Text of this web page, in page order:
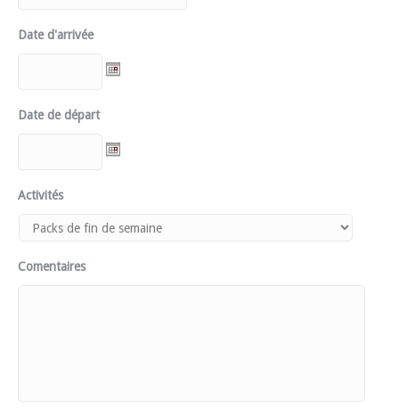
Date d'arrivée
Date de départ
Activités
Comentaires